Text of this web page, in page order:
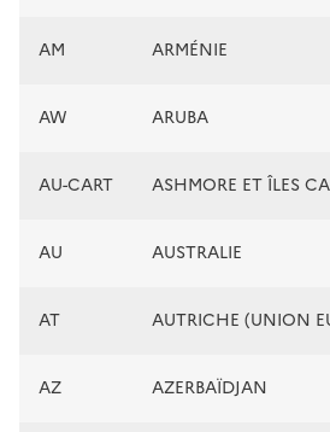
AM ARMÉNIE
AW ARUBA
AU-CART ASHMORE ET ÎLES
AU AUSTRALIE
AT AUTRICHE (UNION
AZ AZERBAÏDJAN